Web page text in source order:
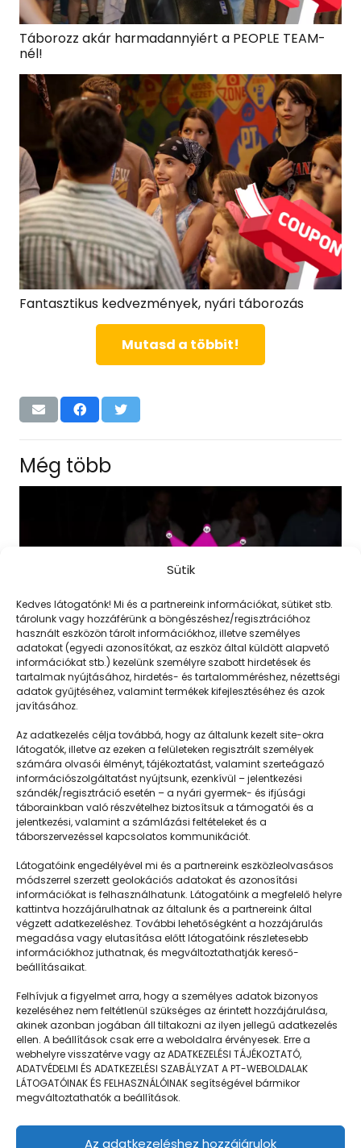
Sütik
Kedves látogatónk! Mi és a partnereink információkat, sütiket stb.
tárolunk vagy hozzáférünk a böngészéshez/regisztrációhoz
használt eszközön tárolt információkhoz, illetve személyes
adatokat (egyedi azonosítókat, az eszköz által küldött alapvető
információkat stb.) kezelünk személyre szabott hirdetések és
tartalmak nyújtásához, hirdetés- és tartalomméréshez, nézettségi
adatok gyűjtéséhez, valamint termékek kifejlesztéséhez és azok
javításához.
Az adatkezelés célja továbbá, hogy az általunk kezelt site-okra
látogatók, illetve az ezeken a felületeken regisztrált személyek
számára olvasói élményt, tájékoztatást, valamint szerteágazó
információszolgáltatást nyújtsunk, ezenkívül – jelentkezési
szándék/regisztráció esetén – a nyári gyermek- és ifjúsági
táborainkban való részvételhez biztosítsuk a támogatói és a
jelentkezési, valamint a számlázási feltételeket és a
táborszervezéssel kapcsolatos kommunikációt.
Látogatóink engedélyével mi és a partnereink eszközleolvasásos
módszerrel szerzett geolokációs adatokat és azonosítási
információkat is felhasználhatunk. Látogatóink a megfelelő helyre
kattintva hozzájárulhatnak az általunk és a partnereink által
végzett adatkezeléshez. További lehetőségként a hozzájárulás
megadása vagy elutasítása előtt látogatóink részletesebb
információkhoz juthatnak, és megváltoztathatják kereső-
beállításaikat.
Felhívjuk a figyelmet arra, hogy a személyes adatok bizonyos
kezeléséhez nem feltétlenül szükséges az érintett hozzájárulása,
akinek azonban jogában áll tiltakozni az ilyen jellegű adatkezelés
ellen. A beállítások csak erre a weboldalra érvényesek. Erre a
webhelyre visszatérve vagy az ADATKEZELÉSI TÁJÉKOZTATÓ,
ADATVÉDELMI ÉS ADATKEZELÉSI SZABÁLYZAT A PT-WEBOLDALAK
LÁTOGATÓINAK ÉS FELHASZNÁLÓINAK segítségével bármikor
megváltoztathatók a beállítások.
Az adatkezeléshez hozzájárulok
Táborozz akár harmadannyiért a PEOPLE TEAM-
nél!
Fantasztikus kedvezmények, nyári táborozás
Mutasd a többit!
Még több
Lángoskészítés (I)
Napközisgyerektábor.hu
Navigáció
Táboringer
Egyveleg